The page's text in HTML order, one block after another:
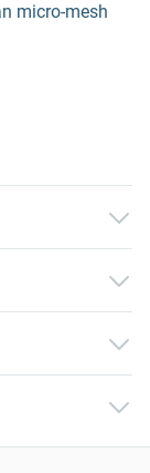
micro-mesh